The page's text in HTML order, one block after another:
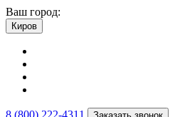
Ваш город:
Киров
8 (800) 222-4311